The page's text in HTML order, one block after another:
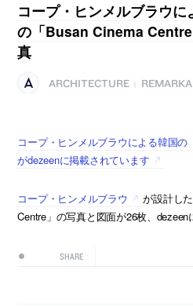
コープ・ヒンメルブラウに
の「Busan Cinema
真
ARCHITECTURE
コープ・ヒンメルブラウによる韓国の
がdezeenに掲載されています
コープ・ヒンメルブラウ
が設計し
Centre」の写真と図面が26枚、dezeen
SHARE